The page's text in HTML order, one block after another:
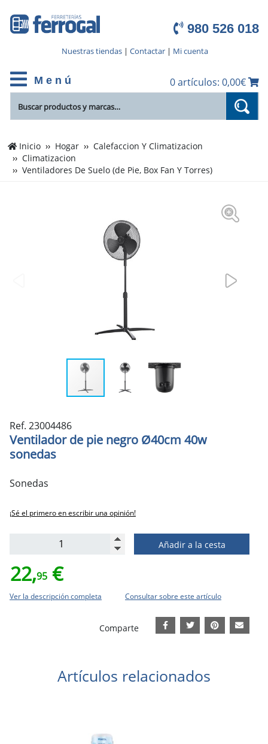
980 526 018
Nuestras tiendas| Contactar| Mi cuenta
M e n ú 0 artículos: 0,00€
Inicio Hogar
Calefaccion Y Climatizacion
Climatizacion
Ventiladores De Suelo (de Pie, Box Fan Y Torres)
Ref. 23004486
Ventilador de pie negro Ø40cm 40w
sonedas
Sonedas
¡Sé el primero en escribir una opinión!
Añadir a la cesta
22,95 €
Ver la descripción completa Consultar sobre este artículo
Comparte
Artículos relacionados